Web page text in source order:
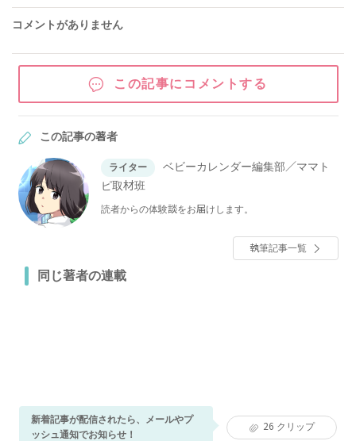
コメントがありません
この記事にコメントする
この記事の著者
ライター
ベビーカレンダー編集部／ママト
ピ取材班
読者からの体験談をお届けします。
執筆記事一覧
同じ著者の連載
新着記事が配信されたら、メールやプ
ッシュ通知でお知らせ！
26 クリップ